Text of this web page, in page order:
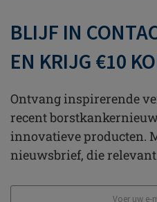
BLIJF IN
EN KRIJG €10
Ontvang inspirerende
recent
innovatieve producten.
nieuwsbrief, die